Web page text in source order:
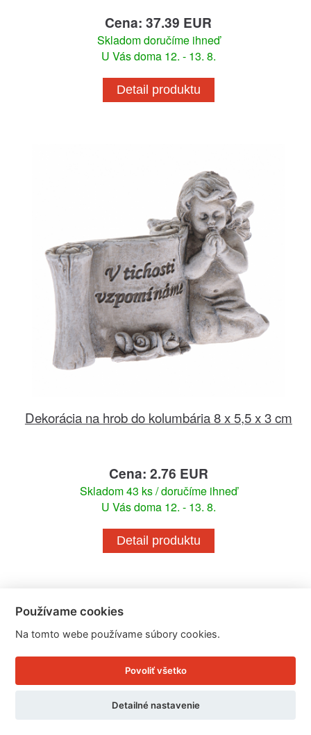
Cena: 37.39 EUR
Skladom doručíme ihneď
U Vás doma 12. - 13. 8.
Detail produktu
Dekorácia na hrob do kolumbária 8 x 5,5 x 3 cm
Cena: 2.76 EUR
Skladom 43 ks / doručíme ihneď
U Vás doma 12. - 13. 8.
Detail produktu
Používame cookies
Na tomto webe používame súbory cookies.
Povoliť všetko
Detailné nastavenie